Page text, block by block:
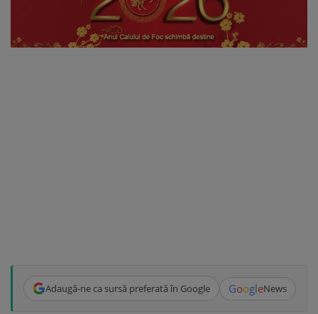
Adaugă-ne ca sursă preferată în Google GoogleNews